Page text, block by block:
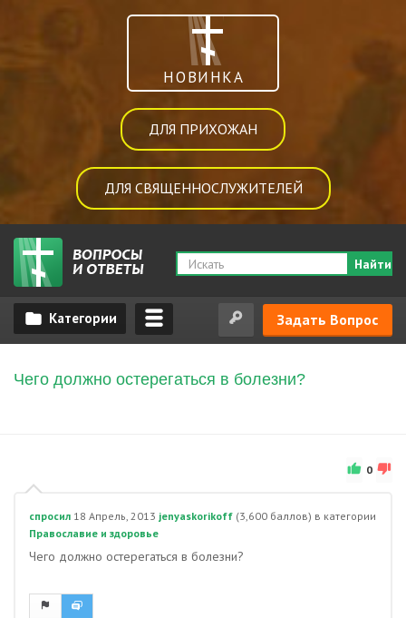
НОВИНКА
ДЛЯ ПРИХОЖАН
ДЛЯ СВЯЩЕННОСЛУЖИТЕЛЕЙ
Найти
Задать Вопрос
Чего должно остерегаться в болезни?
0
спросил 18 Апрель, 2013 jenyaskorikoff (3,600 баллов) в категории
Православие и здоровье
Чего должно остерегаться в болезни?